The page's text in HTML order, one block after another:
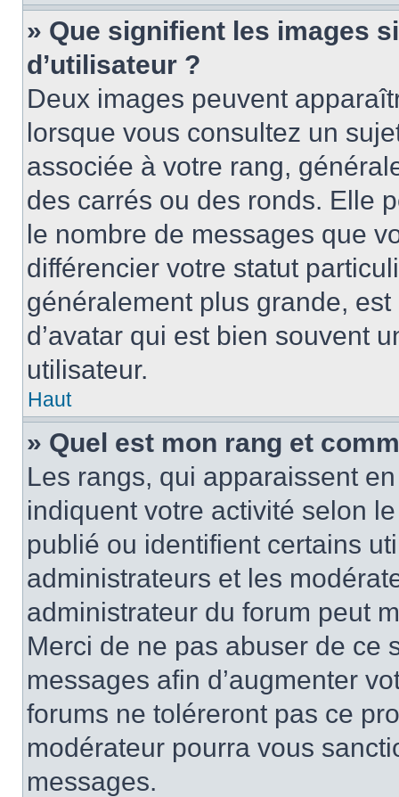
» Que signifient les images
d’utilisateur ?
Deux images peuvent
lorsque vous consultez un
associée à votre rang,
des carrés ou des ronds. Elle
le nombre de messages que
différencier votre statut
généralement plus grande,
d’avatar qui est bien souvent
utilisateur.
Haut
» Quel est mon rang et
Les rangs, qui apparaissent
indiquent votre activité selon
publié ou identifient certains
administrateurs et les
administrateur du forum peut
Merci de ne pas abuser de ce
messages afin d’augmenter
forums ne toléreront pas ce
modérateur pourra vous
messages.